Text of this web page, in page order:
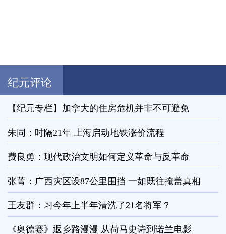
纪元评论
【纪元专栏】加拿大的住房危机并非不可避免
朱同：时隔21年 上海启动地铁涨价流程
费良勇：现代政治文明如何定义革命与反革命
张菁：广西灾区设87公里围挡 一如既往掩盖真相
王友群：习今年上半年清洗了21名将军？
《奥德赛》返乡路漫漫 从荷马史诗到诺兰电影